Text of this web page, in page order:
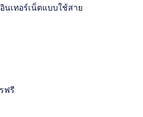
นเทอร์เน็ตแบบใช้สาย
ฟรี